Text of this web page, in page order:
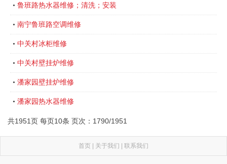
• 鲁班路热水器维修；清洗；安装
• 南宁鲁班路空调维修
• 中关村冰柜维修
• 中关村壁挂炉维修
• 潘家园壁挂炉维修
• 潘家园热水器维修
共1951页 每页10条 页次：1790/1951
首页 | 关于我们 | 联系我们